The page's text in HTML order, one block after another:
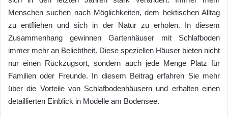
Menschen suchen nach Möglichkeiten, dem hektischen Alltag
zu entfliehen und sich in der Natur zu erholen. In diesem
Zusammenhang gewinnen Gartenhäuser mit Schlafboden
immer mehr an Beliebtheit. Diese speziellen Häuser bieten nicht
nur einen Rückzugsort, sondern auch jede Menge Platz für
Familien oder Freunde. In diesem Beitrag erfahren Sie mehr
über die Vorteile von Schlafbodenhäusern und erhalten einen
detaillierten Einblick in Modelle am Bodensee.